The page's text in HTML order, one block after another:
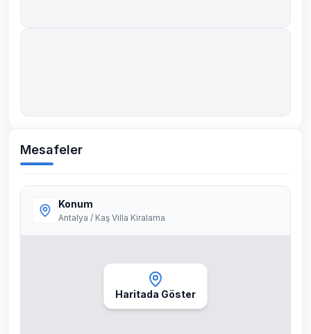
Mesafeler
Konum
Antalya / Kaş Villa Kiralama
Haritada Göster